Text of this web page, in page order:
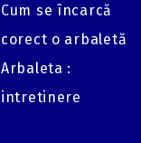
Cum se încarcă
corect o arbaletă
Arbaleta :
intretinere